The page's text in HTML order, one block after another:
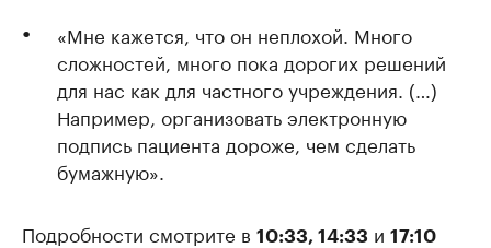
«Мне кажется, что он неплохой. Много
сложностей, много пока дорогих решений
для нас как для частного учреждения. (…)
Например, организовать электронную
подпись пациента дороже, чем сделать
бумажную».
Подробности смотрите в 10:33, 14:33 и 17:10